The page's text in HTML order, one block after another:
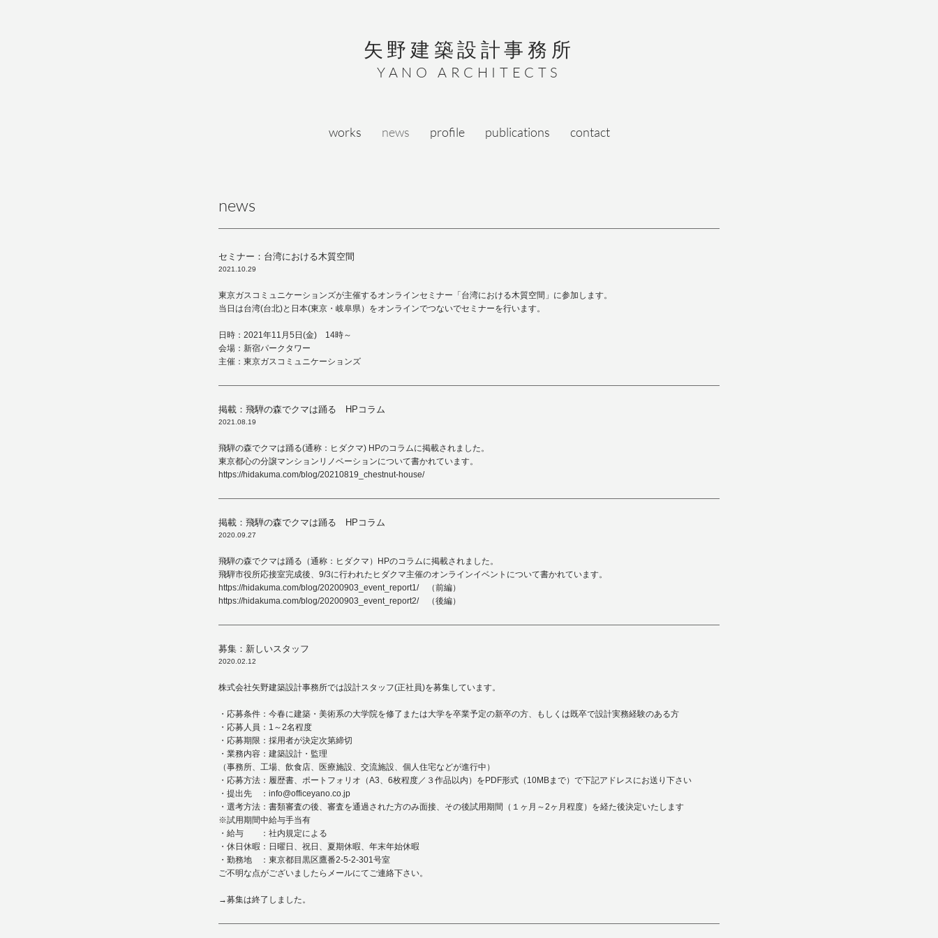
矢野建築設計事務所
YANO ARCHITECTS
works news profile publications contact
news
セミナー：台湾における木質空間
2021.10.29
東京ガスコミュニケーションズが主催するオンラインセミナー「台湾における木質空間」に参加します。
当日は台湾(台北)と日本(東京・岐阜県）をオンラインでつないでセミナーを行います。
日時：2021年11月5日(金) 14時～
会場：新宿パークタワー
主催：東京ガスコミュニケーションズ
掲載：飛騨の森でクマは踊る HPコラム
2021.08.19
飛騨の森でクマは踊る(通称：ヒダクマ) HPのコラムに掲載されました。
東京都心の分譲マンションリノベーションについて書かれています。
https://hidakuma.com/blog/20210819_chestnut-house/
掲載：飛騨の森でクマは踊る HPコラム
2020.09.27
飛騨の森でクマは踊る（通称：ヒダクマ）HPのコラムに掲載されました。
飛騨市役所応接室完成後、9/3に行われたヒダクマ主催のオンラインイベントについて書かれています。
https://hidakuma.com/blog/20200903_event_report1/（前編）
https://hidakuma.com/blog/20200903_event_report2/（後編）
募集：新しいスタッフ
2020.02.12
株式会社矢野建築設計事務所では設計スタッフ(正社員)を募集しています。
・応募条件：今春に建築・美術系の大学院を修了または大学を卒業予定の新卒の方、もしくは既卒で設計実務経験のある方
・応募人員：1～2名程度
・応募期限：採用者が決定次第締切
・業務内容：建築設計・監理
（事務所、工場、飲食店、医療施設、交流施設、個人住宅などが進行中）
・応募方法：履歴書、ポートフォリオ（A3、6枚程度／３作品以内）をPDF形式（10MBまで）で下記アドレスにお送り下さい
・提出先 ： info@officeyano.co.jp
・選考方法：書類審査の後、審査を通過された方のみ面接、その後試用期間（１ヶ月～2ヶ月程度）を経た後決定いたします
※試用期間中給与手当有
・給与 ：社内規定による
・休日休暇：日曜日、祝日、夏期休暇、年末年始休暇
・勤務地 ：東京都目黒区鷹番2-5-2-301号室
ご不明な点がございましたらメールにてご連絡下さい。
→募集は終了しました。